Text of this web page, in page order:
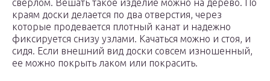
сверлом. Вешать такое изделие можно на дерево. По
краям доски делается по два отверстия, через
которые продевается плотный канат и надежно
фиксируется снизу узлами. Качаться можно и стоя, и
сидя. Если внешний вид доски совсем изношенный,
ее можно покрыть лаком или покрасить.